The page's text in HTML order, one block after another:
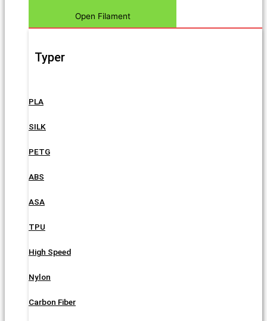
Open Filament
Typer
PLA
SILK
PETG
ABS
ASA
TPU
High Speed
Nylon
Carbon Fiber